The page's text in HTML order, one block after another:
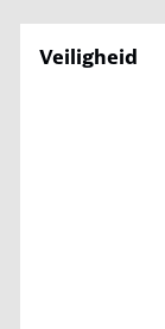
Veiligheid